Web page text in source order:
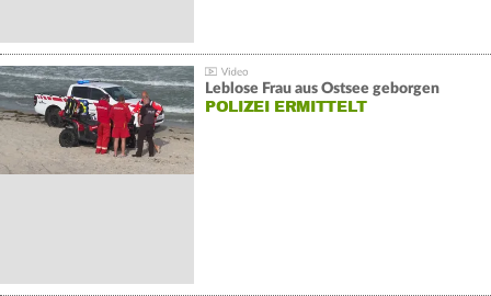
Leblose Frau aus Ostsee geborgen
POLIZEI ERMITTELT